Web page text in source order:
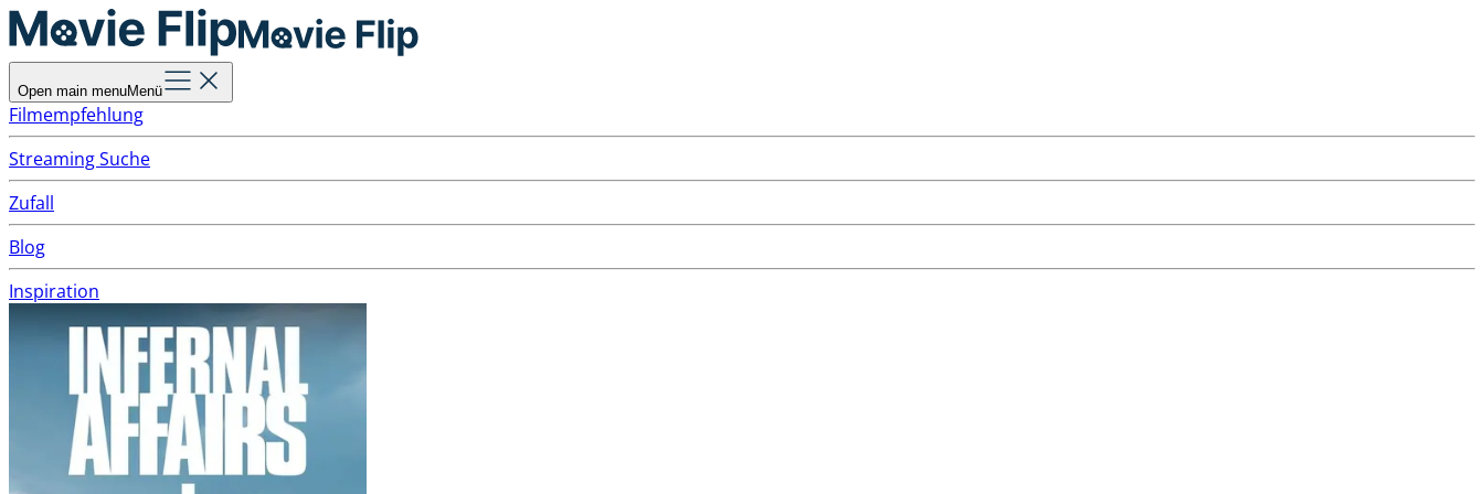
Open main menuMenü
Filmempfehlung
Streaming Suche
Zufall
Blog
Inspiration